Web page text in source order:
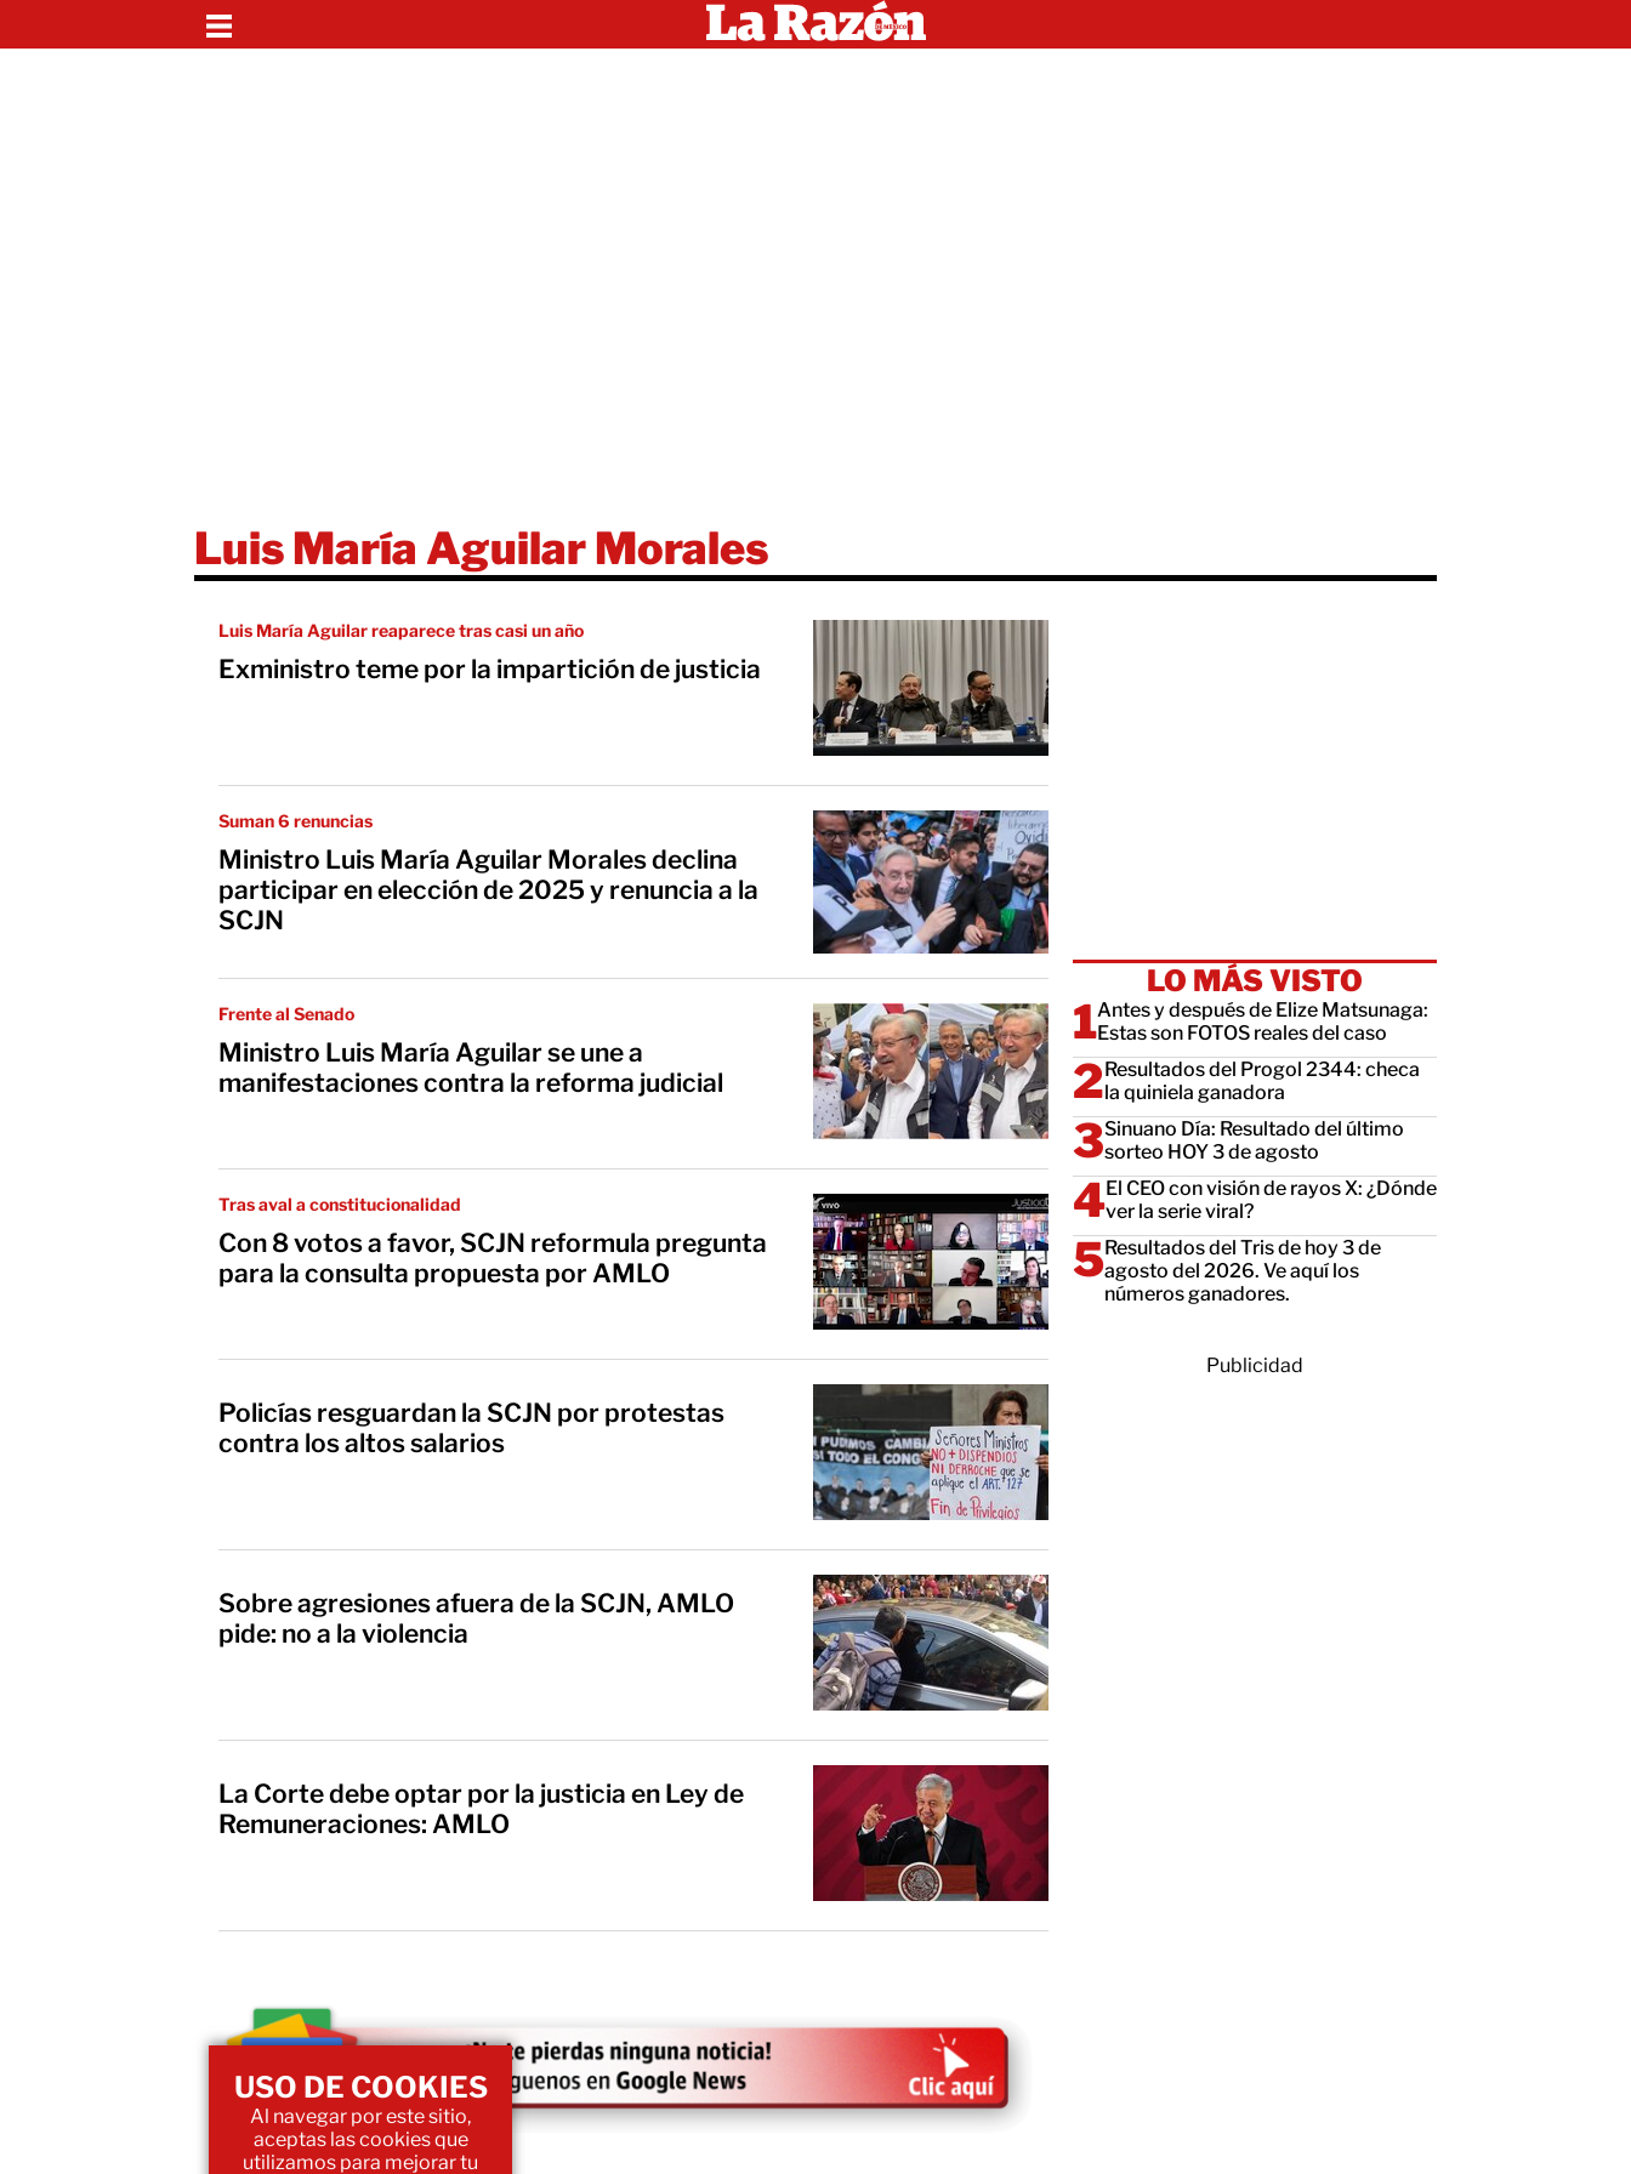
Luis María Aguilar Morales
Luis María Aguilar reaparece tras casi un año
Exministro teme por la impartición de justicia
Suman 6 renuncias
Ministro Luis María Aguilar Morales declina
participar en elección de 2025 y renuncia a la
SCJN
Frente al Senado
Ministro Luis María Aguilar se une a
manifestaciones contra la reforma judicial
Tras aval a constitucionalidad
Con 8 votos a favor, SCJN reformula pregunta
para la consulta propuesta por AMLO
Policías resguardan la SCJN por protestas
contra los altos salarios
Sobre agresiones afuera de la SCJN, AMLO
pide: no a la violencia
La Corte debe optar por la justicia en Ley de
Remuneraciones: AMLO
LO MÁS VISTO
Antes y después de Elize Matsunaga:
Estas son FOTOS reales del caso
Resultados del Progol 2344: checa
la quiniela ganadora
Sinuano Día: Resultado del último
sorteo HOY 3 de agosto
El CEO con visión de rayos X: ¿Dónde
ver la serie viral?
Resultados del Tris de hoy 3 de
agosto del 2026. Ve aquí los
números ganadores.
Publicidad
USO DE COOKIES
Al navegar por este sitio,
aceptas las cookies que
utilizamos para mejorar tu